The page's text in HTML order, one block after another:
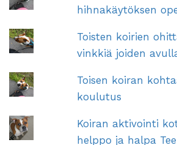
hihnakäytöksen
Toisten koirien
vinkkiä joiden
Toisen koiran
koulutus
Koiran aktivointi
helppo ja halpa